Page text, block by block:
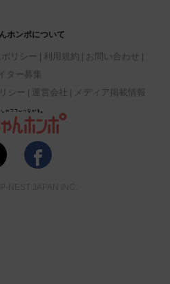
ホンポについて
リシー 利用規約
お問い合わせ
ター募集
シー 運営会社 メディア掲載情報